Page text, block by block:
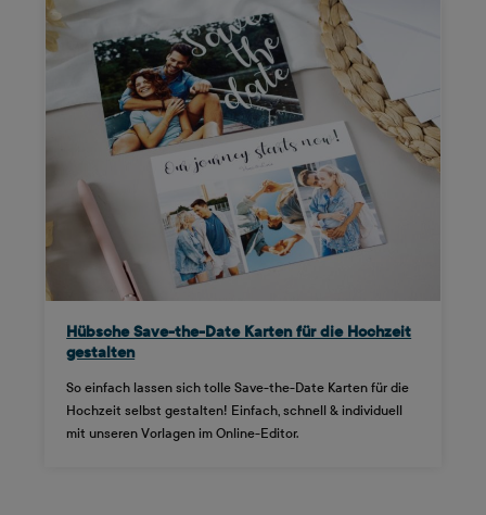
Hübsche Save-the-Date Karten für die Hochzeit
gestalten
So einfach lassen sich tolle Save-the-Date Karten für die
Hochzeit selbst gestalten! Einfach, schnell & individuell
mit unseren Vorlagen im Online-Editor.